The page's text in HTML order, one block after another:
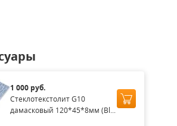
1 000 руб.
Стеклотекстолит G10
дамасковый 120*45*8мм (Bl...